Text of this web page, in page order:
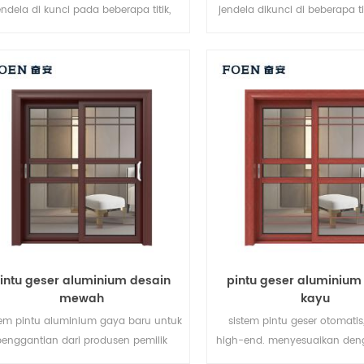
di kunci pada beberapa titik,
untuk memenuhi kebutuhan
arsitektur yang berbeda
jendela dikunci di beberapa
pintu untuk memenuhi
kebutuhan
geser aluminium desain
mewah
pintu aluminium gaya baru untuk
dari produsen pemilik
pintu geser
kayu
sistem pintu geser
high-end. menyesuaikan